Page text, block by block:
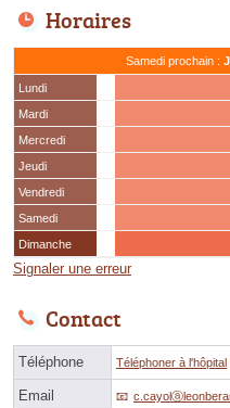
Horaires
Samedi prochain :
Lundi
Mardi
Mercredi
Jeudi
Vendredi
Samedi
Dimanche
Signaler une erreur
Contact
Téléphone Téléphoner à l'hôpital
Email